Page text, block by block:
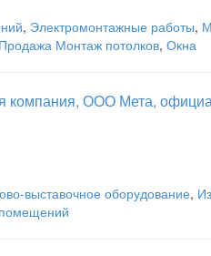
, Электромонтажные работы,
Продажа Монтаж потолков, Окна
компания, ООО Мета,
выставочное оборудование,